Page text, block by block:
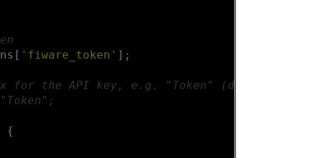
'fiware_token' ];
for the API key, e.g. "Token" (defaults
{